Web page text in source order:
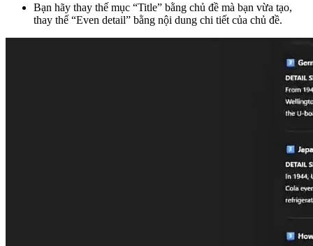
Bạn hãy thay thế mục “Title” bằng chủ đề mà bạn vừa tạo,
thay thế “Even detail” bằng nội dung chi tiết của chủ đề.